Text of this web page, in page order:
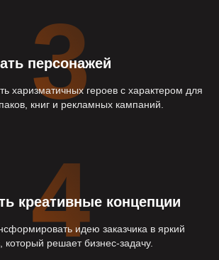
персонажей
харизматичных героев с характером для
книг и рекламных кампаний.
3
креативные концепции
идею заказчика в яркий
который решает бизнес-задачу.
4